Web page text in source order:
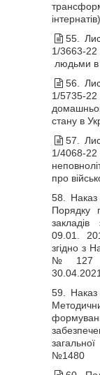
55.
1/3663-
людьми в
56.
1/5735-
стану в
57.
1/4068-
про
58.
Порядку
закладів
09.01.
згідно з
№ 127
30.04.202
59.
№1480